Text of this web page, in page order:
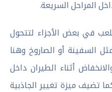
المراحل السريعة.
في بعض الأجزاء لتتحول
السفينة أو الصاروخ وهنا
أثناء الطيران داخل
تضيف ميزة تغيير الجاذبية